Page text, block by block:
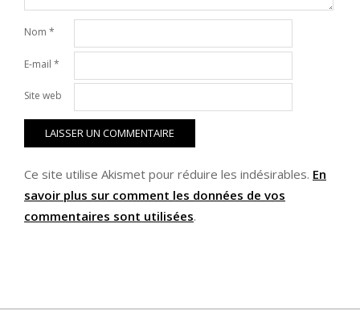
Nom *
E-mail *
Site web
Ce site utilise Akismet pour réduire les indésirables. En
savoir plus sur comment les données de vos
commentaires sont utilisées.